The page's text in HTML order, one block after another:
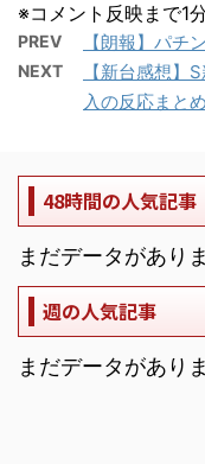
※コメント反映まで1
PREV 【朗報】パチ
NEXT
【新台感想】
入の反応まと
48時間の人気記事
まだデータがあり
週の人気記事
まだデータがあり